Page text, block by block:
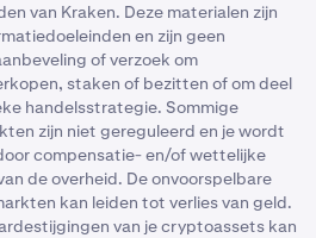
van Kraken. Deze materialen zijn
en zijn geen
of verzoek om
staken of bezitten of om deel
handelsstrategie. Sommige
zijn niet gereguleerd en je wordt
compensatie- en/of wettelijke
de overheid. De onvoorspelbare
kan leiden tot verlies van geld.
van je cryptoassets kan